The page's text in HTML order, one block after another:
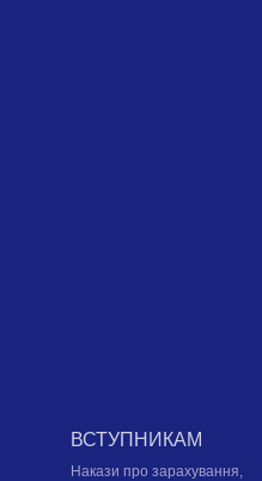
ВСТУПНИКАМ
Накази про зарахування,